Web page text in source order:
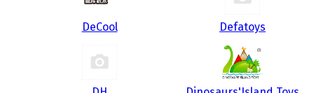
DeCool Defatoys